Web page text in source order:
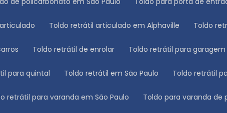
Toldo retrátil articulado em Alphaville Toldo
Toldo retrátil de enrolar Toldo retrátil para garagem
para quintal Toldo retrátil em São Paulo Toldo retrátil
retrátil para varanda em São Paulo Toldo para varanda